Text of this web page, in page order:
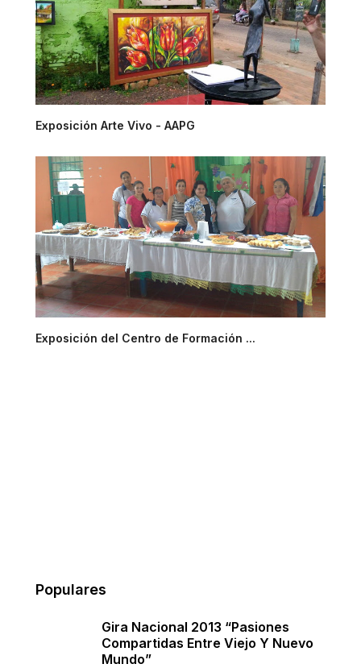
Exposición Arte Vivo - AAPG
Exposición del Centro de Formación ...
Populares
Gira Nacional 2013 “Pasiones
Compartidas Entre Viejo Y Nuevo
Mundo”